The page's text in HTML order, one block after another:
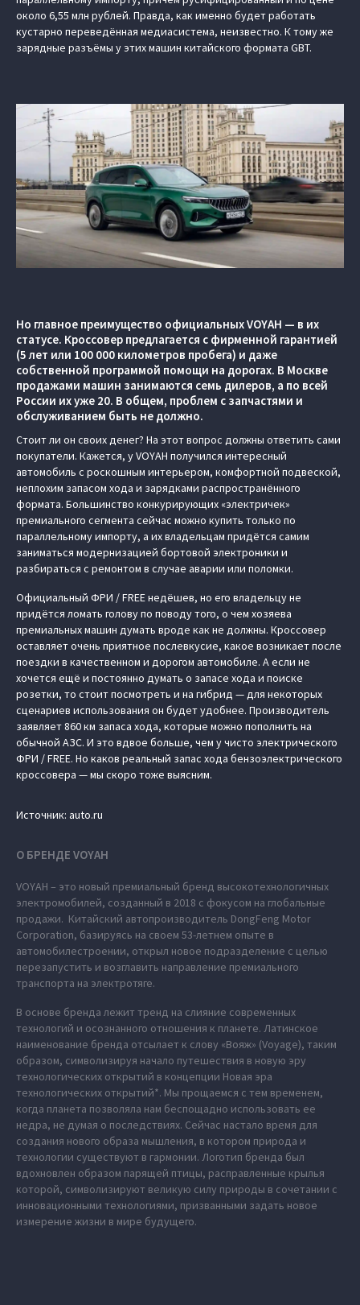
около 6,55 млн рублей. Правда, как именно будет работать
кустарно переведённая медиасистема, неизвестно. К тому же
зарядные разъёмы у этих машин китайского формата GBT.
Но главное преимущество официальных VOYAH — в их
статусе. Кроссовер предлагается с фирменной гарантией
(5 лет или 100 000 километров пробега) и даже
собственной программой помощи на дорогах. В Москве
продажами машин занимаются семь дилеров, а по всей
России их уже 20. В общем, проблем с запчастями и
обслуживанием быть не должно.
Стоит ли он своих денег? На этот вопрос должны ответить сами
покупатели. Кажется, у VOYAH получился интересный
автомобиль с роскошным интерьером, комфортной подвеской,
неплохим запасом хода и зарядками распространённого
формата. Большинство конкурирующих «электричек»
премиального сегмента сейчас можно купить только по
параллельному импорту, а их владельцам придётся самим
заниматься модернизацией бортовой электроники и
разбираться с ремонтом в случае аварии или поломки.
Официальный ФРИ / FREE недёшев, но его владельцу не
придётся ломать голову по поводу того, о чем хозяева
премиальных машин думать вроде как не должны. Кроссовер
оставляет очень приятное послевкусие, какое возникает после
поездки в качественном и дорогом автомобиле. А если не
хочется ещё и постоянно думать о запасе хода и поиске
розетки, то стоит посмотреть и на гибрид — для некоторых
сценариев использования он будет удобнее. Производитель
заявляет 860 км запаса хода, которые можно пополнить на
обычной АЗС. И это вдвое больше, чем у чисто электрического
ФРИ / FREE. Но каков реальный запас хода бензоэлектрического
кроссовера — мы скоро тоже выясним.
Источник: auto.ru
О БРЕНДЕ VOYAH
VOYAH – это новый премиальный бренд высокотехнологичных
электромобилей, созданный в 2018 с фокусом на глобальные
продажи. Китайский автопроизводитель DongFeng Motor
Corporation, базируясь на своем 53-летнем опыте в
автомобилестроении, открыл новое подразделение с целью
перезапустить и возглавить направление премиального
транспорта на электротяге.
В основе бренда лежит тренд на слияние современных
технологий и осознанного отношения к планете. Латинское
наименование бренда отсылает к слову «Вояж» (Voyage), таким
образом, символизируя начало путешествия в новую эру
технологических открытий в концепции Новая эра
технологических открытий*. Мы прощаемся с тем временем,
когда планета позволяла нам беспощадно использовать ее
недра, не думая о последствиях. Сейчас настало время для
создания нового образа мышления, в котором природа и
технологии существуют в гармонии. Логотип бренда был
вдохновлен образом парящей птицы, расправленные крылья
которой, символизируют великую силу природы в сочетании с
инновационными технологиями, призванными задать новое
измерение жизни в мире будущего.